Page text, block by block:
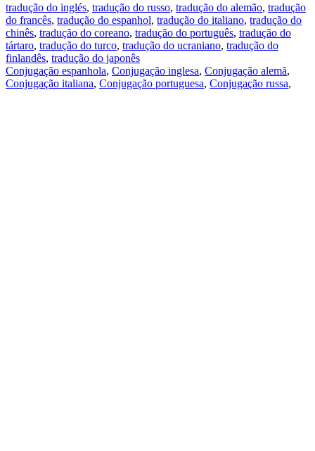
tradução do inglés, tradução do russo, tradução do alemão, tradução
do francês, tradução do espanhol, tradução do italiano, tradução do
chinês, tradução do coreano, tradução do português, tradução do
tártaro, tradução do turco, tradução do ucraniano, tradução do
finlandês, tradução do japonês
Conjugação espanhola, Conjugação inglesa, Conjugação alemã,
Conjugação italiana, Conjugação portuguesa, Conjugação russa,